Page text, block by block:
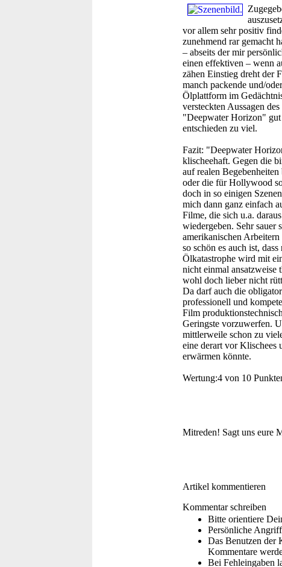
vor allem sehr positiv
zunehmend rar gemacht
– abseits der mir
einen effektiven – wenn
zähen Einstieg dreht der
manch packende und/
Ölplattform im
versteckten Aussagen
"Deepwater Horizon" gut
entschieden zu viel.
Fazit: "Deepwater
klischeehaft. Gegen die
auf realen
oder die für Hollywood
doch in so einigen
mich dann ganz einfach
Filme, die sich u.a.
wiedergeben. Sehr sauer
amerikanischen
so schön es auch ist,
Ölkatastrophe wird mit
nicht einmal ansatzweise
wohl doch lieber nicht
Da darf auch die
professionell und
Film
Geringste vorzuwerfen.
mittlerweile schon zu
eine derart vor Klischees
erwärmen könnte.
Wertung:4 von 10
Mitreden! Sagt uns eure
Artikel kommentieren
Kommentar schreiben
Bitte orientiere
Persönliche
Das Benutzen der
Kommentare
Bei Fehleingaben